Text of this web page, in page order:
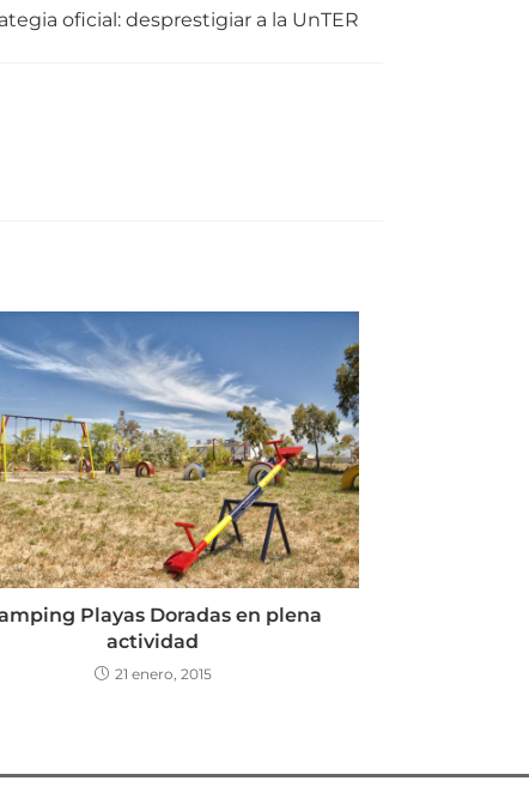
oficial: desprestigiar a la UnTER
Playas Doradas en plena
actividad
21 enero, 2015